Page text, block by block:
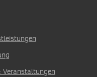
Veranstaltungen